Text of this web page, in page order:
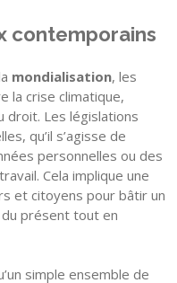
contemporains
mondialisation, les
la crise climatique,
droit. Les législations
qu’il s’agisse de
personnelles ou des
Cela implique une
et citoyens pour bâtir un
présent tout en
simple ensemble de